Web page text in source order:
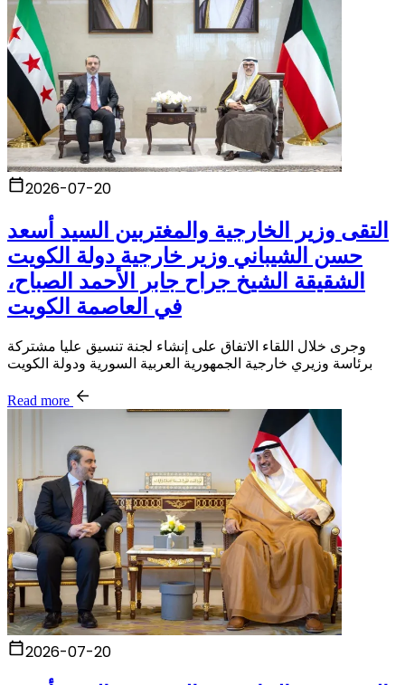
2026-07-20
التقى وزير الخارجية والمغتربين السيد أسعد
حسن الشيباني وزير خارجية دولة الكويت
الشقيقة الشيخ جراح جابر الأحمد الصباح،
في العاصمة الكويت
وجرى خلال اللقاء الاتفاق على إنشاء لجنة تنسيق عليا مشتركة
برئاسة وزيري خارجية الجمهورية العربية السورية ودولة الكويت
Read more
2026-07-20